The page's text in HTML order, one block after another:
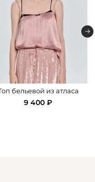
бельевой из атласа
9 400 ₽